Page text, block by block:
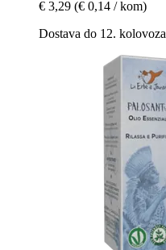
€ 3,29 (€ 0,14 / kom)
Dostava do 12. kolovoza